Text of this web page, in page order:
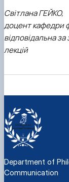
Cвітлана ГЕЙКО,
доцент кафедри
відповідальна
лекцій
Department of
Communication